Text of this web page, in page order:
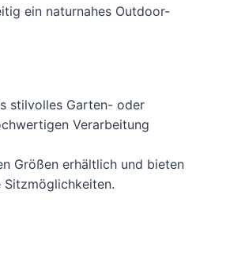
ein naturnahes Outdoor-
stilvolles Garten- oder
Verarbeitung
Größen erhältlich und bieten